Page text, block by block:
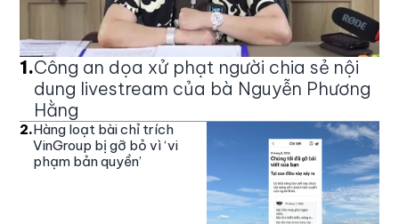
1.Công an dọa xử phạt người chia sẻ nội
dung livestream của bà Nguyễn Phương
Hằng
2.Hàng loạt bài chỉ trích
VinGroup bị gỡ bỏ vì ‘vi
phạm bản quyền’